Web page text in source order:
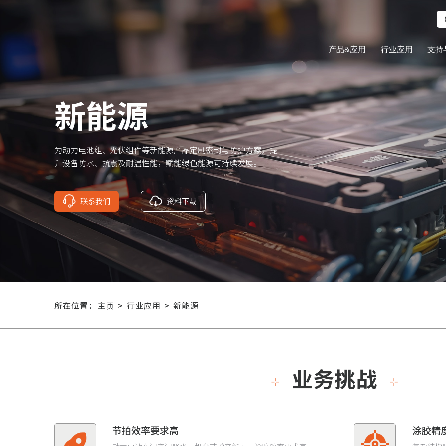
产品&应用 行业应用 支持
新能源
为动力电池组、光伏组件等新能源产品定制密封与防护方案，提
升设备防水、抗震及耐温性能，赋能绿色能源可持续发展。
联系我们 资料下载
所在位置： 主页 > 行业应用 > 新能源
业务挑战
节拍效率要求高 涂胶精